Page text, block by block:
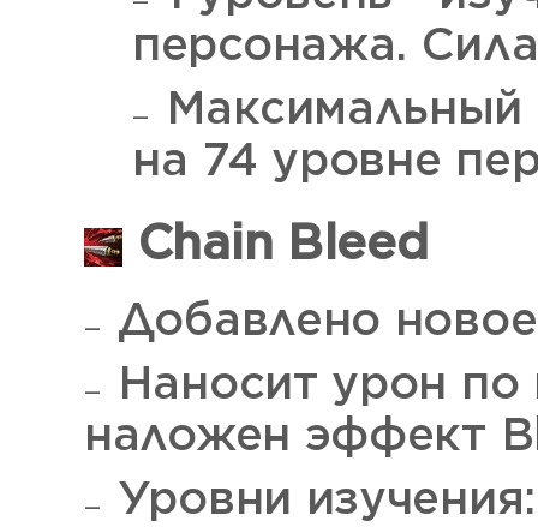
персонажа.
Максимальный
на 74 уровне
Chain Bleed
Добавлено
Наносит урон по
наложен эффект
Уровни изучения: